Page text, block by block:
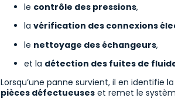
le contrôle des pressions,
la vérification des connexions
le nettoyage des échangeurs,
et la détection des fuites de
Lorsqu’une panne survient, il en identifie
pièces défectueuses et remet le